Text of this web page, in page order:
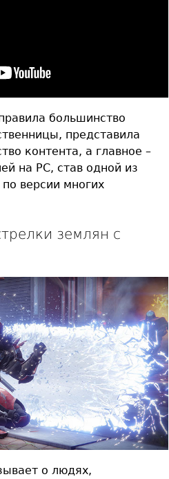
большинство
представила
контента, а главное –
на PC, став одной из
версии многих
землян с
о людях,